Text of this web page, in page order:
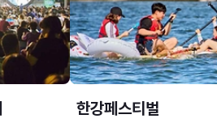
한강페스티벌